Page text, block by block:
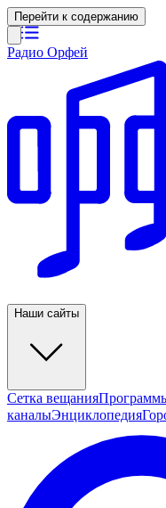
Перейти к содержанию
Радио Орфей
Наши сайты
Сетка вещания
каналыЭнциклопедия